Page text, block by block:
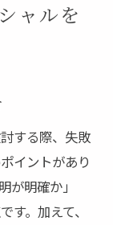
ャルを
する際、失敗
イントがあり
が明確か」
す。加えて、